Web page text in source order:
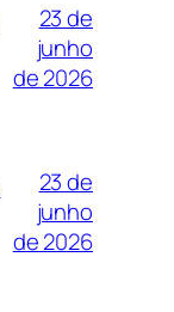
23 de
junho
de 2026
23 de
junho
de 2026